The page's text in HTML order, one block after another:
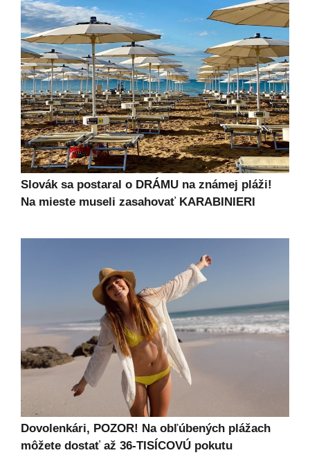
Slovák sa postaral o DRÁMU na známej pláži!
Na mieste museli zasahovať KARABINIERI
Dovolenkári, POZOR! Na obľúbených plážach
môžete dostať až 36-TISÍCOVÚ pokutu